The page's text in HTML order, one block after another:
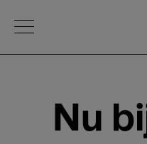
Open Menu
Nu